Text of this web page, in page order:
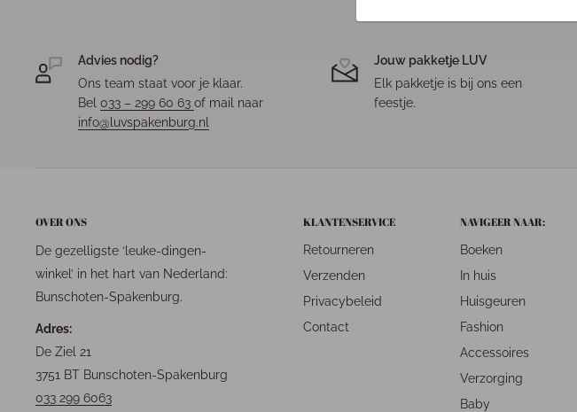
Advies nodig?
Ons team staat voor je klaar.
Bel 033 – 299 60 63 of mail naar
info@luvspakenburg.nl
Jouw pakketje LUV
Elk pakketje is bij ons een
feestje.
OVER ONS
De gezelligste ‘leuke-dingen-
winkel’ in het hart van Nederland:
Bunschoten-Spakenburg.
Adres:
De Ziel 21
3751 BT Bunschoten-Spakenburg
033 299 6063
KLANTENSERVICE
Retourneren
Verzenden
Privacybeleid
Contact
NAVIGEER NAAR:
Boeken
In huis
Huisgeuren
Fashion
Accessoires
Verzorging
Baby